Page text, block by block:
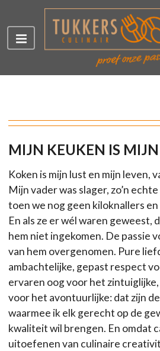
MIJN KEUKEN IS MIJN
Koken is mijn lust en mijn leven,
Mijn vader was slager, zo’n
toen we nog geen kiloknallers
En als ze er wél waren geweest,
hem niet ingekomen. De passie
van hem overgenomen. Pure
ambachtelijke, gepast respect
ervaren oog voor het
voor het avontuurlijke: dat zijn
waarmee ik elk gerecht op de
kwaliteit wil brengen. En omdat
uitoefenen van culinaire